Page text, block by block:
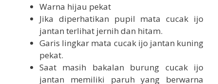
Warna hijau pekat
Jika diperhatikan pupil mata cucak ijo
jantan terlihat jernih dan hitam.
Garis lingkar mata cucak ijo jantan kuning
pekat.
Saat masih bakalan burung cucak ijo
jantan memiliki paruh yang berwarna